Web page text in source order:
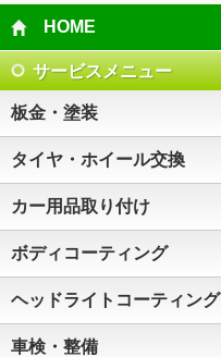
HOME
サービスメニュー
板金・塗装
タイヤ・ホイール交換
カー用品取り付け
ボディコーティング
ヘッドライトコーティング
車検・整備